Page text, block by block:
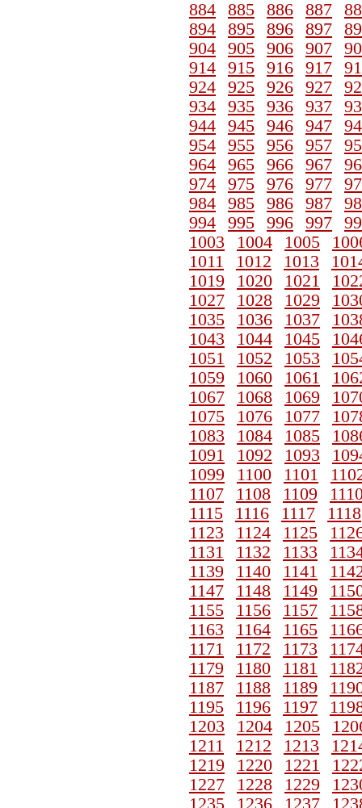
884 885 886 887
894
895 896 897
904
905 906 907
914
915 916 917
924
925 926 927
934
935 936 937
944
945 946 947
954
955 956 957
964
965 966 967
974
975 976 977
984
985 986 987
994
995 996 997
1003
1004 1005
1011
1012 1013
1019
1020 1021
1027
1028 1029
1035
1036 1037
1043
1044 1045
1051
1052 1053
1059
1060 1061
1067
1068 1069
1075
1076 1077
1083
1084 1085
1091
1092 1093
1099
1100 1101
1107
1108 1109
1115
1116 1117
1118
1123
1124 1125
1131
1132 1133
1139
1140 1141
1147
1148 1149
1155
1156 1157
1163
1164 1165
1171
1172 1173
1179
1180 1181
1187
1188 1189
1195
1196 1197
1203
1204 1205
1211
1212 1213
1219
1220 1221
1227
1228 1229
1235
1236 1237